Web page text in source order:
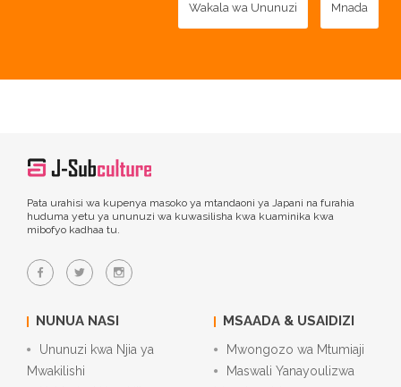
Wakala wa Ununuzi Mnada
Pata urahisi wa kupenya masoko ya mtandaoni ya Japani na furahia
huduma yetu ya ununuzi wa kuwasilisha kwa kuaminika kwa
mibofyo kadhaa tu.
NUNUA NASI
Ununuzi kwa Njia ya
Mwakilishi
MSAADA & USAIDIZI
Mwongozo wa Mtumiaji
Maswali Yanayoulizwa